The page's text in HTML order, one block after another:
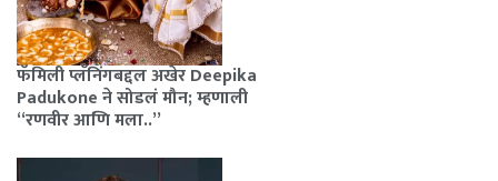
फॅमिली प्लॅनिंगबद्दल अखेर Deepika
Padukone ने सोडलं मौन; म्हणाली
“रणवीर आणि मला..”